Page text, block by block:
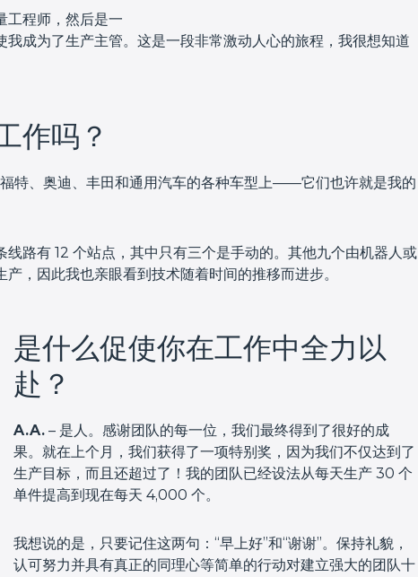
工程师，然后是一
成为了生产主管。这是一段非常激动人心的旅程，我很想知道
作吗？
特、奥迪、丰田和通用汽车的各种车型上——它们也许就是我的
路有 12 个站点，其中只有三个是手动的。其他九个由机器人或
，因此我也亲眼看到技术随着时间的推移而进步。
是什么促使你在工作中全力以
赴？
A.A. – 是人。感谢团队的每一位，我们最终得到了很好的成
果。就在上个月，我们获得了一项特别奖，因为我们不仅达到了
生产目标，而且还超过了！我的团队已经设法从每天生产 30 个
单件提高到现在每天 4,000 个。
我想说的是，只要记住这两句：“早上好”和“谢谢”。保持礼貌，
认可努力并具有真正的同理心等简单的行动对建立强大的团队十